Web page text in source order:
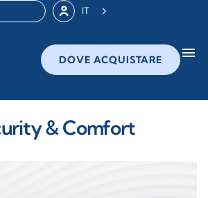
IT
DOVE ACQUISTARE menu
& Comfort